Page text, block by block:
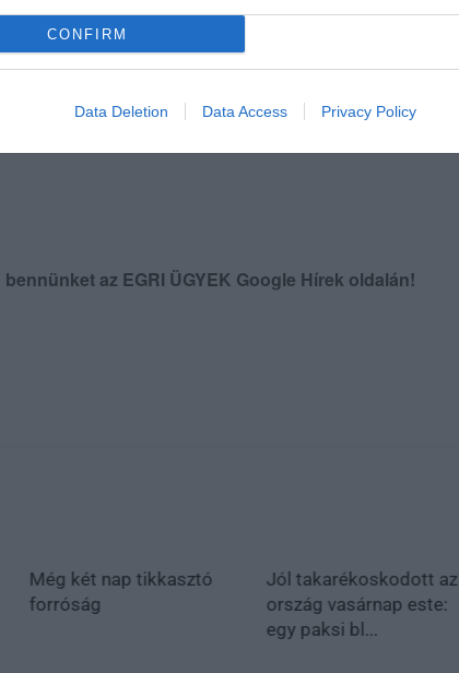
CONFIRM
Data Deletion Data Access Privacy Policy
(Indexkép: Orbán Viktor / Facebook)
az EGRI ÜGYEK Google Hírek oldalán!
Még két nap tikkasztó
forróság
Jól takarékoskodott az
ország vasárnap este:
egy paksi bl...